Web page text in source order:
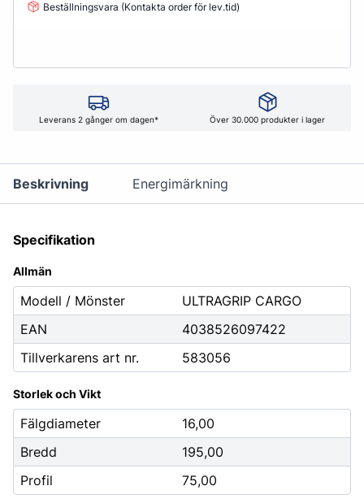
Beställningsvara (Kontakta order för lev.tid)
Leverans 2 gånger om dagen* Över 30.000 produkter i lager
Beskrivning Energimärkning
Specifikation
Allmän
Modell / Mönster
ULTRAGRIP CARGO
EAN
4038526097422
Tillverkarens art nr.
583056
Storlek och Vikt
Fälgdiameter
16,00
Bredd
195,00
Profil
75,00